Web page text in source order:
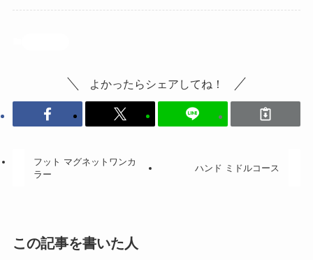
よかったらシェアしてね！
フット マグネットワンカ
ラー
ハンド ミドルコース
この記事を書いた人